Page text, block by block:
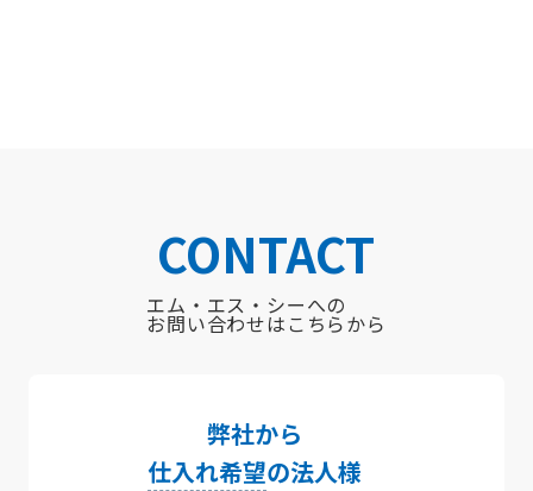
CONTACT
エム・エス・シーへの
お問い合わせはこちらから
弊社から
仕入れ希望の法人様